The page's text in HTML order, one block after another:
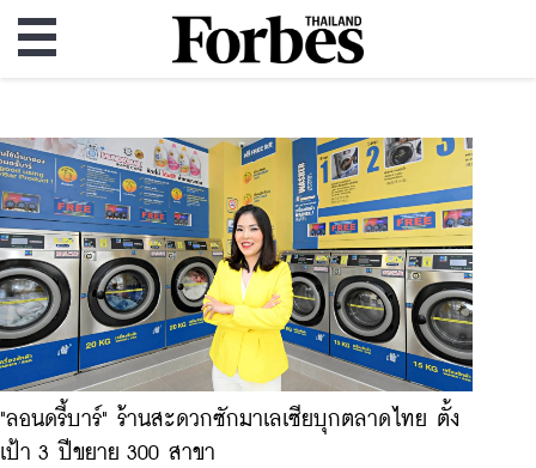
"ลอนดรี้บาร์" ร้านสะดวกซักมาเลเซียบุกตลาดไทย ตั้ง
เป้า 3 ปีขยาย 300 สาขา